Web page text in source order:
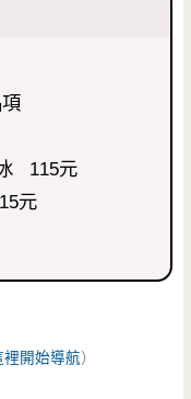
115元
元
裡開始導航）